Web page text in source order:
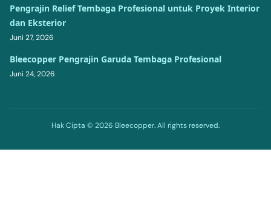
Pengrajin Relief Tembaga Profesional untuk Proyek Interior
dan Eksterior
Juni 27, 2026
Bleecopper Pengrajin Garuda Tembaga Profesional
Juni 24, 2026
Hak Cipta © 2026 Bleecopper. All rights reserved.